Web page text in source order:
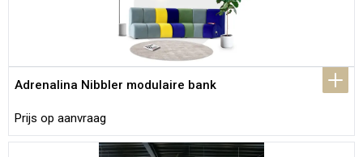
Adrenalina Nibbler modulaire bank
Prijs op aanvraag